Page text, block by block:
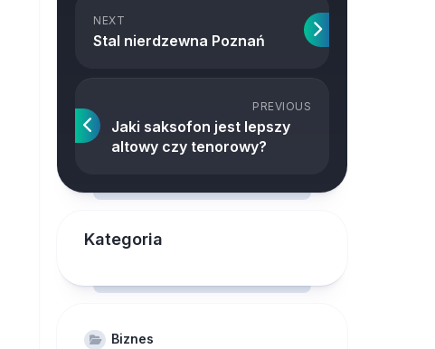
NEXT
Stal nierdzewna Poznań
PREVIOUS
Jaki saksofon jest lepszy
altowy czy tenorowy?
Kategoria
Biznes